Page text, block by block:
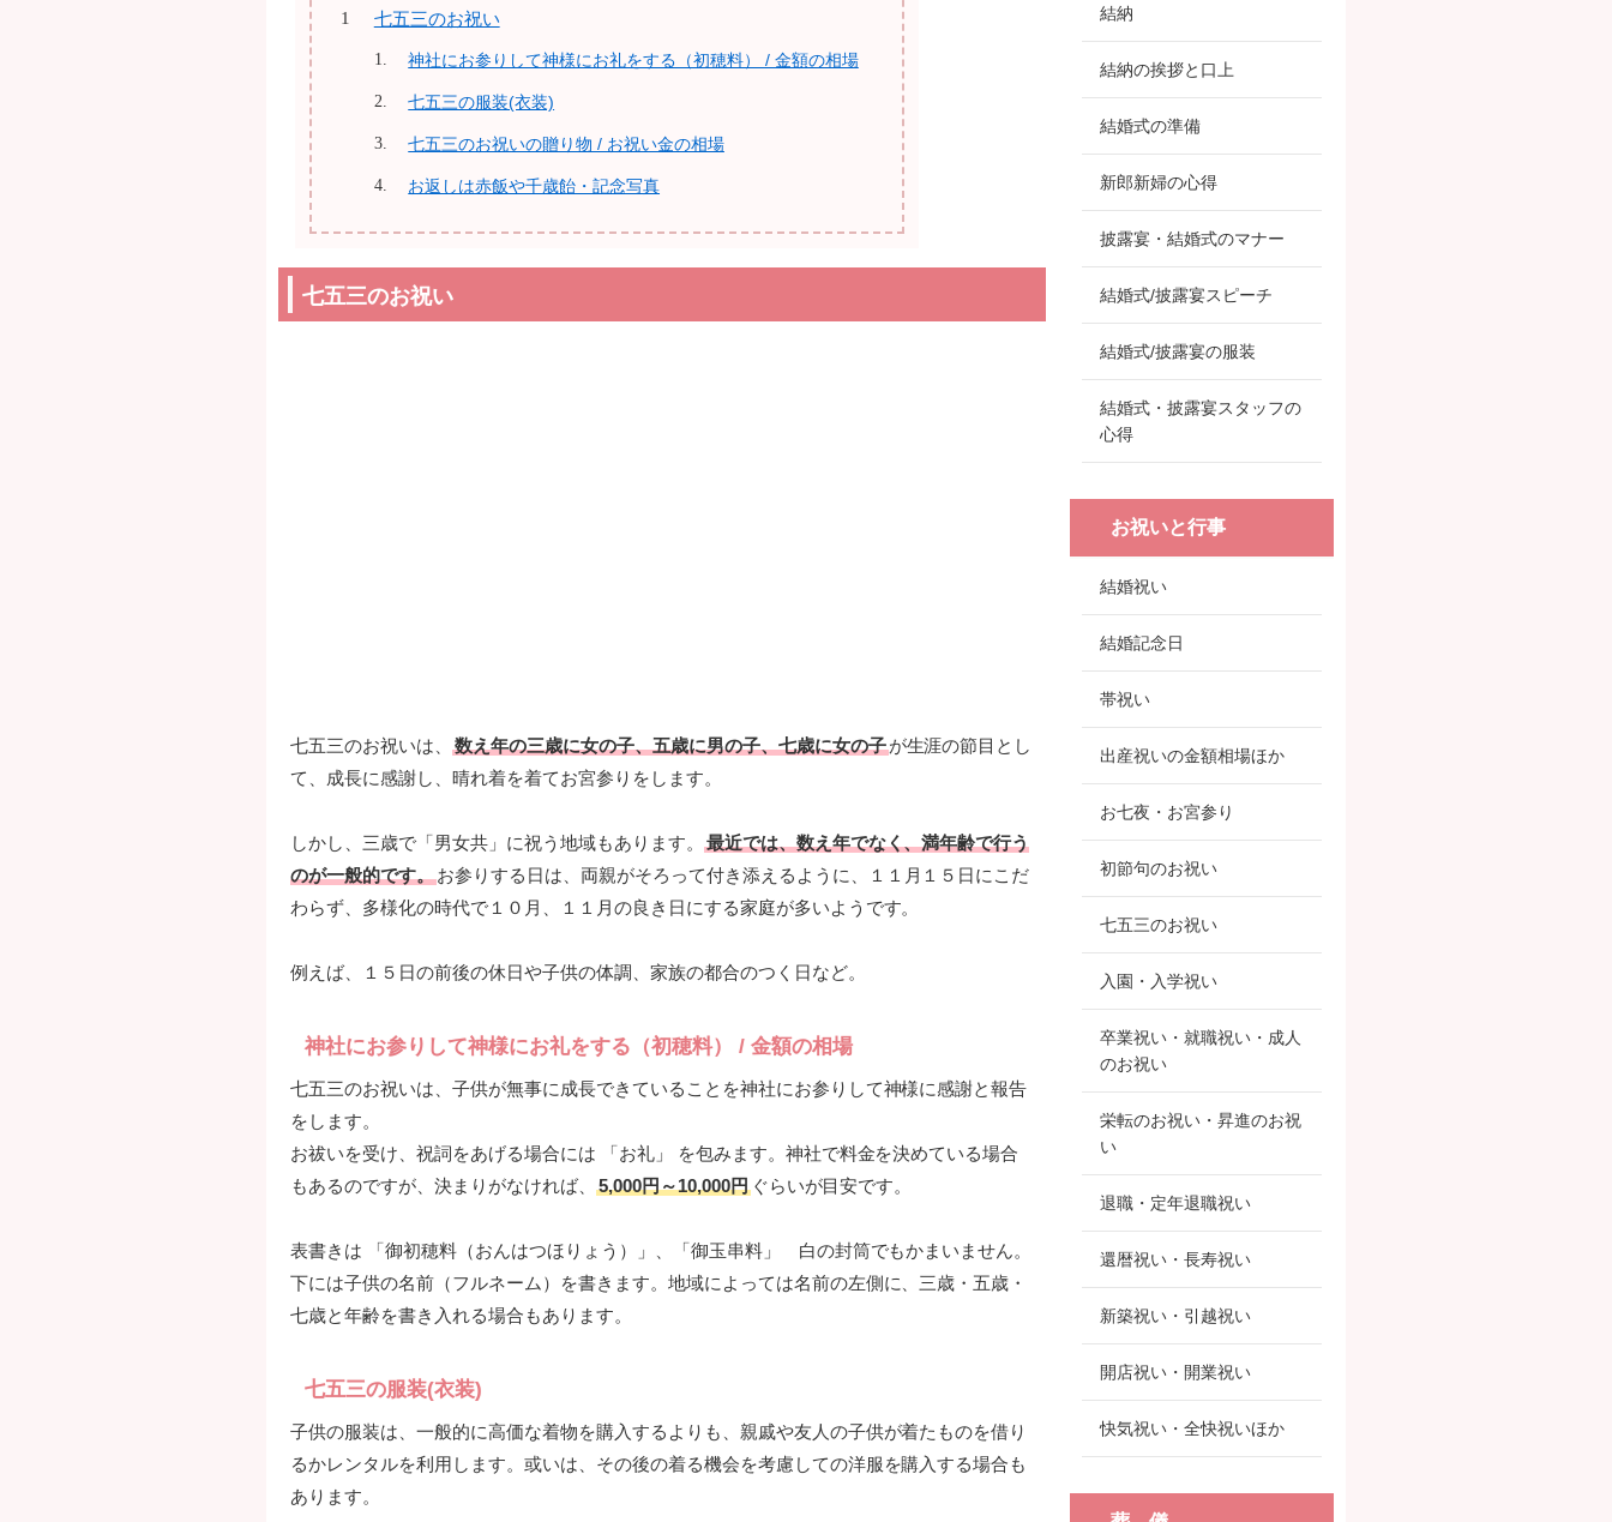
七五三のお祝い
神社にお参りして神様にお礼をする（初穂料） / 金額の相場
七五三の服装(衣装)
七五三のお祝いの贈り物 / お祝い金の相場
お返しは赤飯や千歳飴・記念写真
七五三のお祝い
七五三のお祝いは、 数え年の三歳に女の子、五歳に男の子、七歳に女の子が生涯の節目とし
て、成長に感謝し、晴れ着を着てお宮参りをします。
しかし、三歳で「男女共」に祝う地域もあります。
最近では、数え年でなく、満年齢で行う
のが一般的です。お参りする日は、両親がそろって付き添えるように、１１月１５日にこだ
わらず、多様化の時代で１０月、１１月の良き日にする家庭が多いようです。
例えば、１５日の前後の休日や子供の体調、家族の都合のつく日など。
神社にお参りして神様にお礼をする（初穂料） / 金額の相場
七五三のお祝いは、子供が無事に成長できていることを神社にお参りして神様に感謝と報告
をします。
お祓いを受け、祝詞をあげる場合には 「お礼」 を包みます。神社で料金を決めている場合
もあるのですが、決まりがなければ、
5,000円～10,000円ぐらいが目安です。
表書きは 「御初穂料（おんはつほりょう）」、「御玉串料」 白の封筒でもかまいません。
下には子供の名前（フルネーム）を書きます。地域によっては名前の左側に、三歳・五歳・
七歳と年齢を書き入れる場合もあります。
七五三の服装(衣装)
子供の服装は、一般的に高価な着物を購入するよりも、親戚や友人の子供が着たものを借り
るかレンタルを利用します。或いは、その後の着る機会を考慮しての洋服を購入する場合も
あります。
結納
結納の挨拶と口上
結婚式の準備
新郎新婦の心得
披露宴・結婚式のマナー
結婚式/披露宴スピーチ
結婚式/披露宴の服装
結婚式・披露宴スタッフの
心得
お祝いと行事
結婚祝い
結婚記念日
帯祝い
出産祝いの金額相場ほか
お七夜・お宮参り
初節句のお祝い
七五三のお祝い
入園・入学祝い
卒業祝い・就職祝い・成人
のお祝い
栄転のお祝い・昇進のお祝
い
退職・定年退職祝い
還暦祝い・長寿祝い
新築祝い・引越祝い
開店祝い・開業祝い
快気祝い・全快祝いほか